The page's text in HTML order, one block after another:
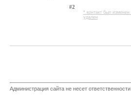
#2
* контакт был изменен
удален
Администрация сайта не несет